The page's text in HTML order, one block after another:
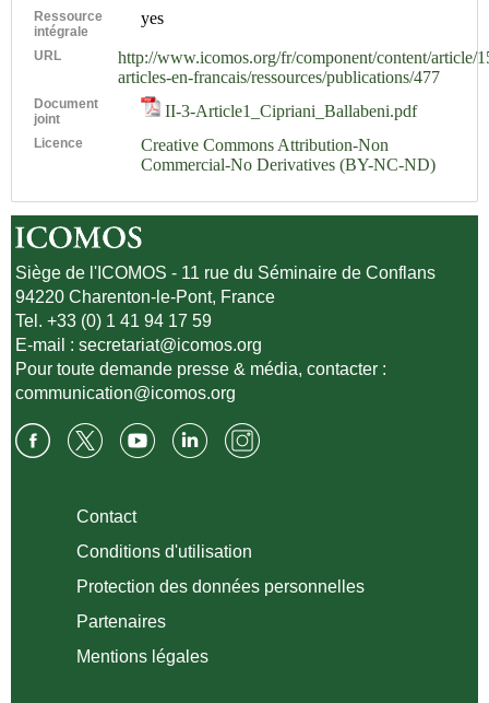
Ressource
intégrale
yes
URL
http://www.icomos.org/fr/component/content/article/
articles-en-francais/ressources/publications/477
Document
joint
II-3-Article1_Cipriani_Ballabeni.pdf
Licence
Creative Commons Attribution-Non
Commercial-No Derivatives (BY-NC-ND)
Siège de l'ICOMOS - 11 rue du Séminaire de Conflans
94220 Charenton-le-Pont, France
Tel. +33 (0) 1 41 94 17 59
E-mail :secretariat@icomos.org
Pour toute demande presse & média, contacter :
communication@icomos.org
Contact
Conditions d'utilisation
Protection des données personnelles
Partenaires
Mentions légales